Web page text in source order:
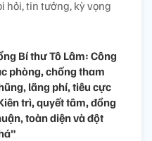
hỏi, tin tưởng, kỳ vọng
Bí thư Tô Lâm: Công
phòng, chống tham
lãng phí, tiêu cực
trì, quyết tâm, đồng
toàn diện và đột